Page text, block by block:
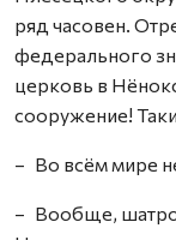
ряд часовен.
федерального
церковь в
сооружение!
– Во всём мире
– Вообще,